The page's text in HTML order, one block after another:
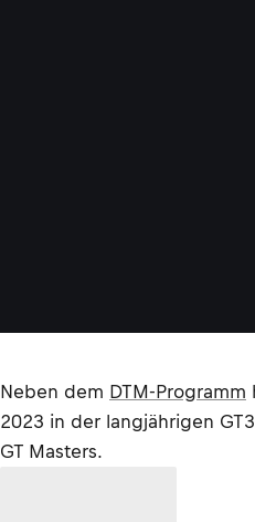
Neben dem DTM-Programm
2023 in der langjährigen
GT Masters.